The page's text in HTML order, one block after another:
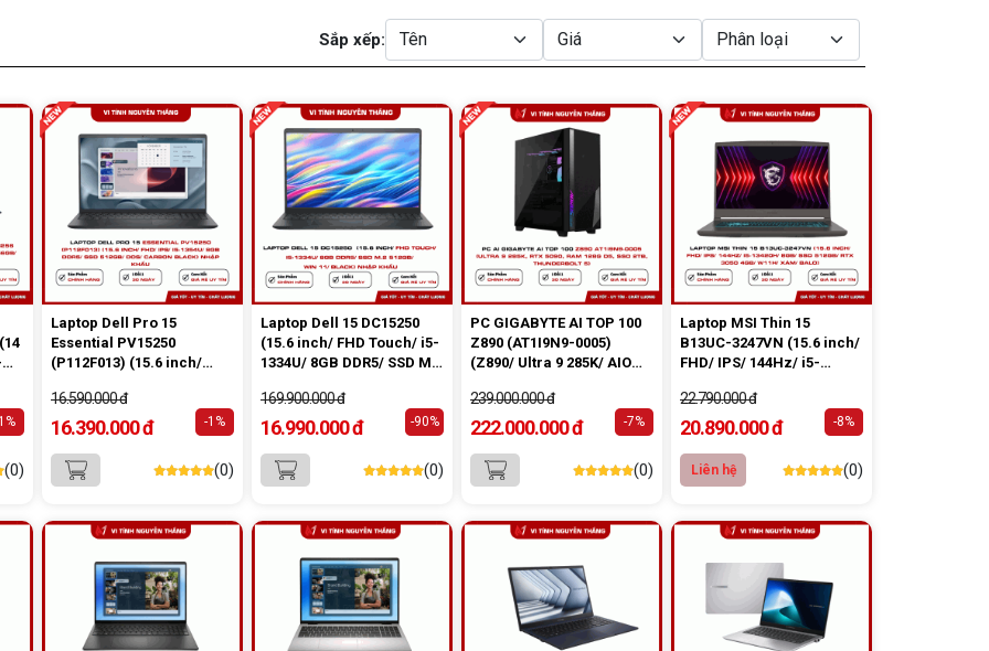
Sắp xếp:
(0)
Laptop Dell Pro 15
Essential PV15250
(P112F013) (15.6 inch/
DDR5/ SSD 512GB/ DOS/
Carbon Black) Nhập Khẩu
16.590.000 đ
16.390.000 đ -1%
(0)
Laptop Dell 15 DC15250
(15.6 inch/ FHD Touch/ i5-
1334U/ 8GB DDR5/ SSD M.2
Nhập Khẩu
169.900.000 đ
16.990.000 đ -90%
(0)
PC GIGABYTE AI TOP 100
Z890 (AT1I9N9-0005)
(Z890/ Ultra 9 285K/ AIO
DDR5/ SSD Gen4 2TB/ SSD
Gen4 320GB/ RTX 5090
Platinum/ WF7/ BT/ Black)
239.000.000 đ
222.000.000 đ -7%
(0)
Laptop MSI Thin 15
B13UC-3247VN (15.6 inch/
FHD/ IPS/ 144Hz/ i5-
RTX 3050 4GB/ W11H/
Xám/ Balo)
22.790.000 đ
20.890.000 đ -8%
Liên hệ (0)